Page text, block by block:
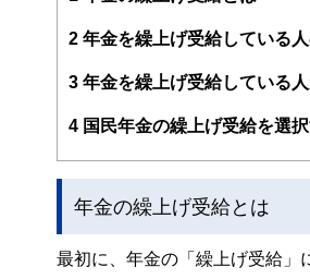
FinancialFieldの特徴は、フ
ー、公認会計士、社会保険
と、読み応えのあるコンテ
私たちは、快適でより良い
2 年金を繰上げ受給している
3 年金を繰上げ受給している
4 国民年金の繰上げ受給を選
年金の繰上げ受給とは
最初に、年金の「繰上げ受給」